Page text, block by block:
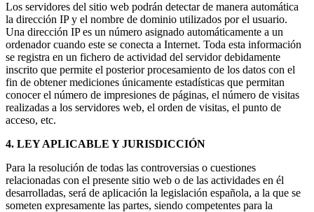
Los servidores del sitio web podrán detectar de manera automática
la dirección IP y el nombre de dominio utilizados por el usuario.
Una dirección IP es un número asignado automáticamente a un
ordenador cuando este se conecta a Internet. Toda esta información
se registra en un fichero de actividad del servidor debidamente
inscrito que permite el posterior procesamiento de los datos con el
fin de obtener mediciones únicamente estadísticas que permitan
conocer el número de impresiones de páginas, el número de visitas
realizadas a los servidores web, el orden de visitas, el punto de
acceso, etc.
4. LEY APLICABLE Y JURISDICCIÓN
Para la resolución de todas las controversias o cuestiones
relacionadas con el presente sitio web o de las actividades en él
desarrolladas, será de aplicación la legislación española, a la que se
someten expresamente las partes, siendo competentes para la